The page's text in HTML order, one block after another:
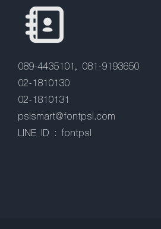
089-4435101, 081-9193650
02-1810130
02-1810131
pslsmart@fontpsl.com
LINE ID : fontpsl